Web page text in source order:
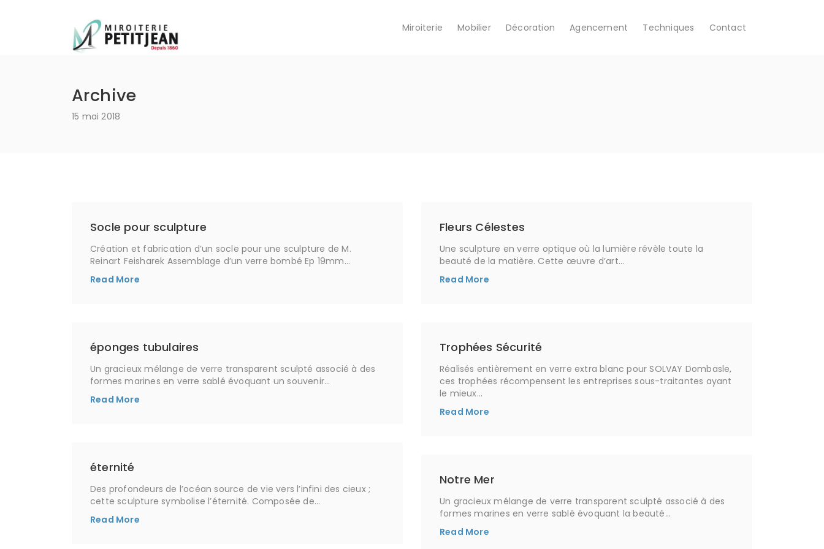
Miroiterie Mobilier Décoration Agencement Techniques Contact
Archive
15 mai 2018
Socle pour sculpture
Création et fabrication d’un socle pour une sculpture de M.
Reinart Feisharek Assemblage d’un verre bombé Ep 19mm…
Read More
Fleurs Célestes
Une sculpture en verre optique où la lumière révèle toute la
beauté de la matière. Cette œuvre d’art…
Read More
éponges tubulaires
Un gracieux mélange de verre transparent sculpté associé à des
formes marines en verre sablé évoquant un souvenir…
Read More
Trophées Sécurité
Réalisés entièrement en verre extra blanc pour SOLVAY Dombasle,
ces trophées récompensent les entreprises sous-traitantes ayant
le mieux…
Read More
éternité
Des profondeurs de l’océan source de vie vers l’infini des cieux ;
cette sculpture symbolise l’éternité. Composée de…
Read More
Notre Mer
Un gracieux mélange de verre transparent sculpté associé à des
formes marines en verre sablé évoquant la beauté…
Read More